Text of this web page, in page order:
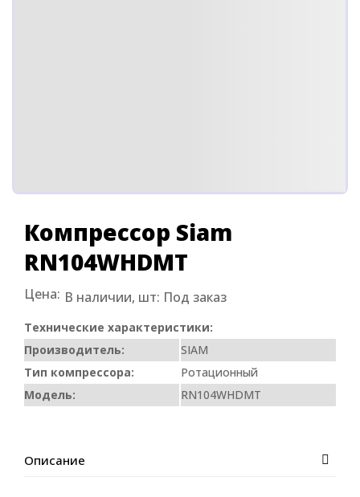
Компрессор Siam
RN104WHDMT
Цена: В наличии, шт: Под заказ
Технические характеристики:
Производитель:
SIAM
Тип компрессора:
Ротационный
Модель:
RN104WHDMT
Описание